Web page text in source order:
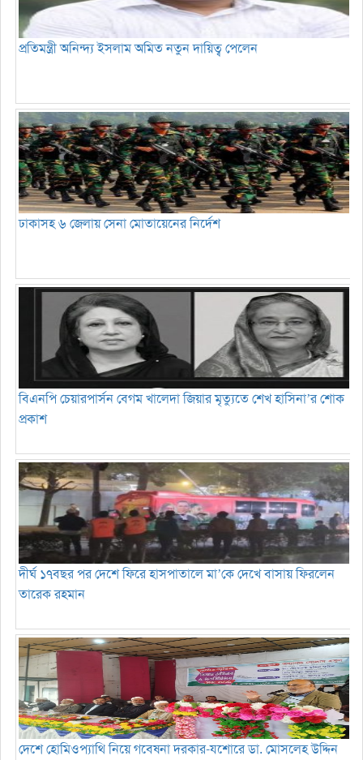
প্রতিমন্ত্রী অনিন্দ্য ইসলাম অমিত নতুন দায়িত্ব পেলেন
ঢাকাসহ ৬ জেলায় সেনা মোতায়েনের নির্দেশ
বিএনপি চেয়ারপার্সন বেগম খালেদা জিয়ার মৃত্যুতে শেখ হাসিনা’র শোক
প্রকাশ
দীর্ঘ ১৭বছর পর দেশে ফিরে হাসপাতালে মা’কে দেখে বাসায় ফিরলেন
তারেক রহমান
দেশে হোমিওপ্যাথি নিয়ে গবেষনা দরকার-যশোরে ডা. মোসলেহ উদ্দিন